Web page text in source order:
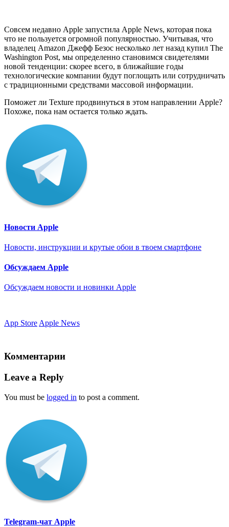
Совсем недавно Apple запустила Apple News, которая пока
что не пользуется огромной популярностью. Учитывая, что
владелец Amazon Джефф Безос несколько лет назад купил The
Washington Post, мы определенно становимся свидетелями
новой тенденции: скорее всего, в ближайшие годы
технологические компании будут поглощать или сотрудничать
с традиционными средствами массовой информации.
Поможет ли Texture продвинуться в этом направлении Apple?
Похоже, пока нам остается только ждать.
Новости Apple
Новости, инструкции и крутые обои в твоем смартфоне
Обсуждаем Apple
Обсуждаем новости и новинки Apple
App StoreApple News
Комментарии
Leave a Reply
You must be logged in to post a comment.
Telegram-чат Apple